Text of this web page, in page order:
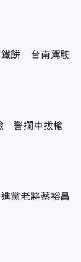
鐵餅 台南駕駛
警攔車拔槍
黨老將蔡裕昌